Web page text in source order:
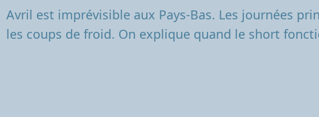
Avril est imprévisible aux Pays-Bas. Les journées
les coups de froid. On explique quand le short